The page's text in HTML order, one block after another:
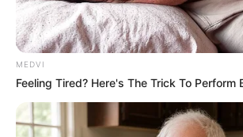
MEDVI
Feeling Tired? Here's The Trick To Perform